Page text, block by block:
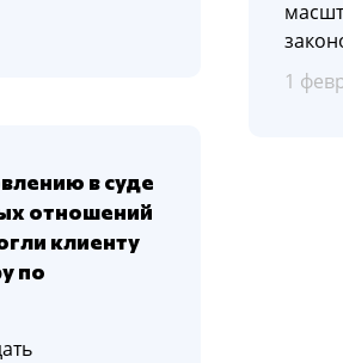
1
в суде
отношений
клиенту
по